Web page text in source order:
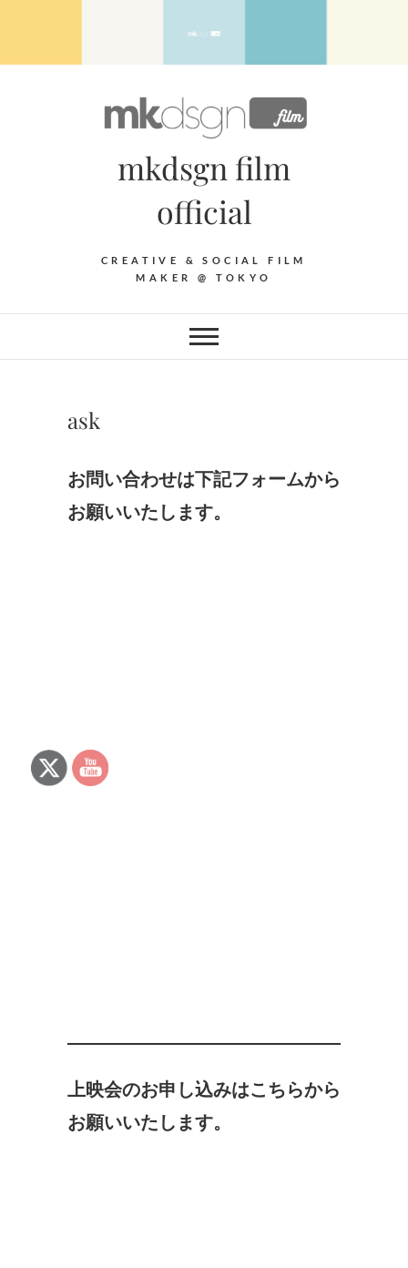
mkdsgn film
official
CREATIVE & SOCIAL FILM
MAKER @ TOKYO
ask
お問い合わせは下記フォームから
お願いいたします。
上映会のお申し込みはこちらから
お願いいたします。